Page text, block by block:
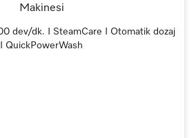
Makinesi
dev/dk. I SteamCare I Otomatik dozaj
I QuickPowerWash